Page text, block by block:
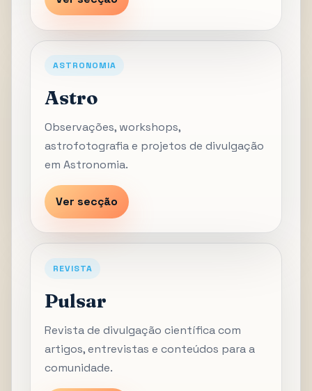
ASTRONOMIA
Astro
Observações, workshops,
astrofotografia e projetos de divulgação
em Astronomia.
Ver secção
REVISTA
Pulsar
Revista de divulgação científica com
artigos, entrevistas e conteúdos para a
comunidade.